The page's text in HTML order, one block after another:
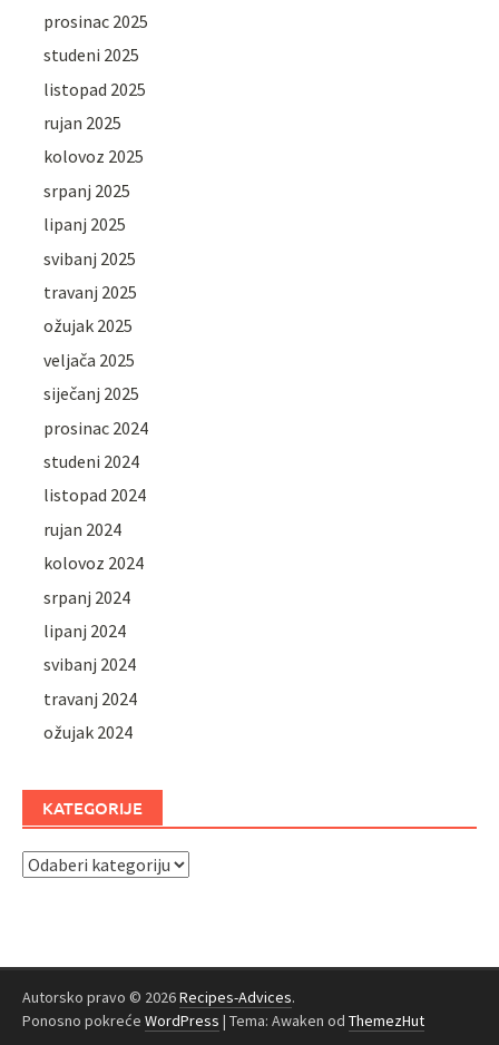
prosinac 2025
studeni 2025
listopad 2025
rujan 2025
kolovoz 2025
srpanj 2025
lipanj 2025
svibanj 2025
travanj 2025
ožujak 2025
veljača 2025
siječanj 2025
prosinac 2024
studeni 2024
listopad 2024
rujan 2024
kolovoz 2024
srpanj 2024
lipanj 2024
svibanj 2024
travanj 2024
ožujak 2024
KATEGORIJE
Kategorije
Autorsko pravo © 2026Recipes-Advices.
Ponosno pokreće WordPress | Tema: Awaken od ThemezHut